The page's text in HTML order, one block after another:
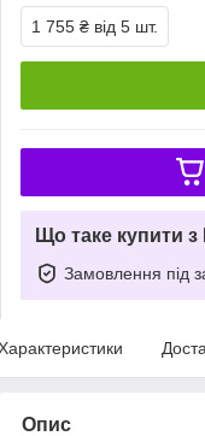
1 755 ₴ від 5 шт.
Що таке купити
Замовлення під
Опис